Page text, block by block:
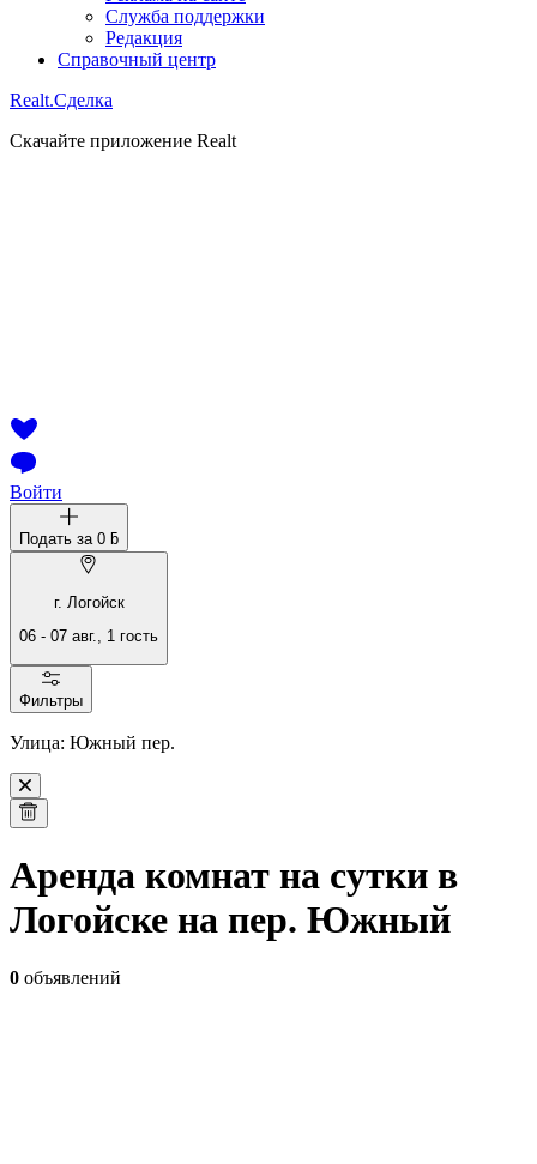
Служба поддержки
Редакция
Справочный центр
Realt.Сделка
Скачайте приложение Realt
Войти
Подать за 0 ƃ
г. Логойск
06 - 07 авг., 1 гость
Фильтры
Улица: Южный пер.
Аренда комнат на сутки в
Логойске на пер. Южный
0 объявлений